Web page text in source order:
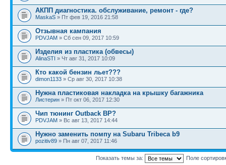
АКПП диагностика. обслуживание, ремонт - где?
MaskaS » Пт фев 19, 2016 21:58
Отзывная кампания
PDVJAM » Сб сен 09, 2017 10:59
Изделия из пластика (обвесы)
AlinaSTI » Чт авг 31, 2017 10:09
Кто какой бензин льет???
dimon1133 » Ср авг 30, 2017 10:38
Нужна пластиковая накладка на крышку багажника
Листерин » Пт окт 06, 2017 12:30
Чип тюнинг Outback BP?
PDVJAM » Вс авг 13, 2017 14:44
Нужно заменить помпу на Subaru Tribeca b9
pozitiv89 » Пн авг 07, 2017 11:46
Показать темы за: Поле